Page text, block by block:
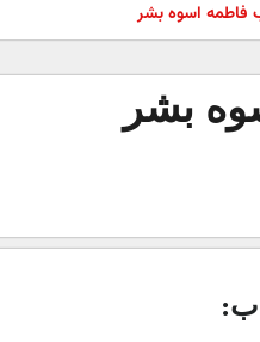
فاطمه اسوه بشر
بشر